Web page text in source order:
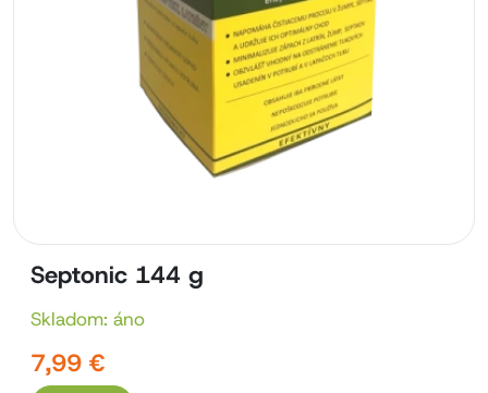
Septonic 144 g
Skladom: áno
7,99 €